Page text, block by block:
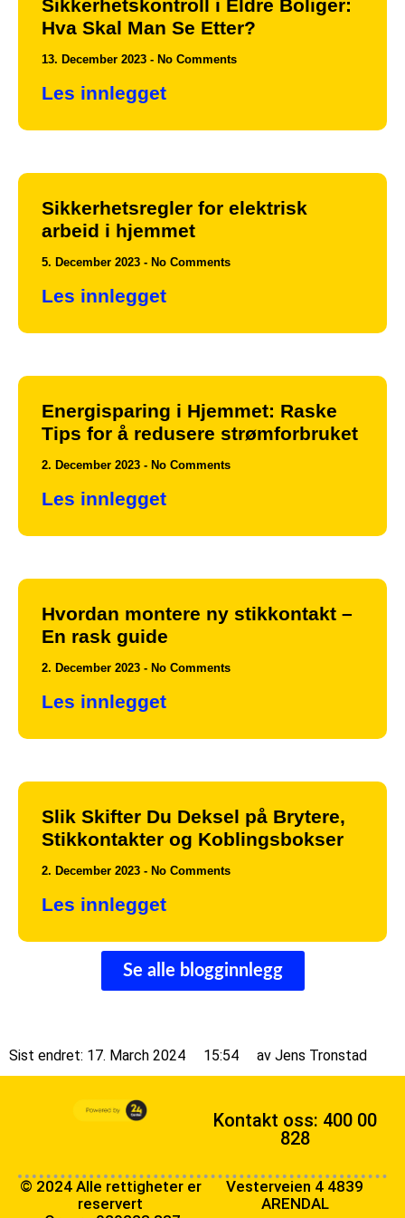
Sikkerhetskontroll i Eldre Boliger:
Hva Skal Man Se Etter?
13. December 2023 No Comments
Les innlegget
Sikkerhetsregler for elektrisk
arbeid i hjemmet
5. December 2023 No Comments
Les innlegget
Energisparing i Hjemmet: Raske
Tips for å redusere strømforbruket
2. December 2023 No Comments
Les innlegget
Hvordan montere ny stikkontakt –
En rask guide
2. December 2023 No Comments
Les innlegget
Slik Skifter Du Deksel på Brytere,
Stikkontakter og Koblingsbokser
2. December 2023 No Comments
Les innlegget
Se alle blogginnlegg
Sist endret: 17. March 2024 15:54 av Jens Tronstad
Kontakt oss: 400 00
828
© 2024 Alle rettigheter er
reservert
Vesterveien 4 4839
ARENDAL